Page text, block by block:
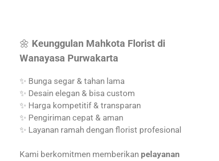
🌼 Keunggulan Mahkota Florist di
Wanayasa Purwakarta
✨ Bunga segar & tahan lama
✨ Desain elegan & bisa custom
✨ Harga kompetitif & transparan
✨ Pengiriman cepat & aman
✨ Layanan ramah dengan florist profesional
Kami berkomitmen memberikan pelayanan